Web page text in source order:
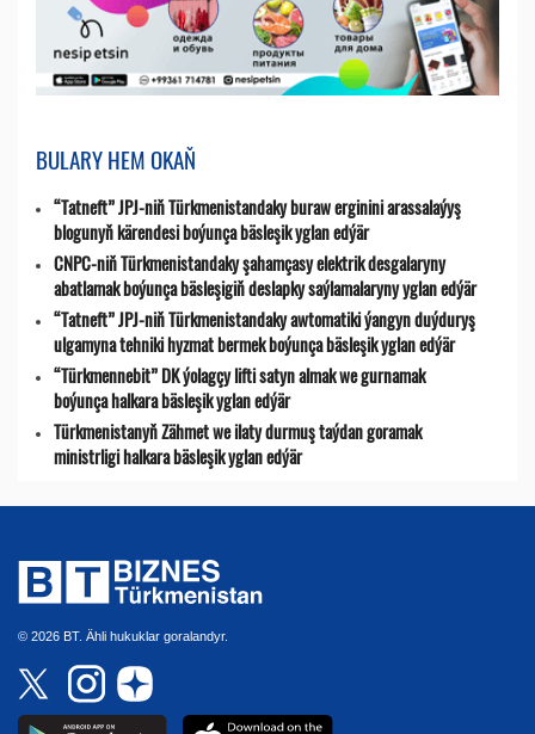
BULARY HEM OKAŇ
“Tatneft” JPJ-niň Türkmenistandaky buraw erginini arassalaýyş
blogunyň kärendesi boýunça bäsleşik yglan edýär
CNPC-niň Türkmenistandaky şahamçasy elektrik desgalaryny
abatlamak boýunça bäsleşigiň deslapky saýlamalaryny yglan edýär
“Tatneft” JPJ-niň Türkmenistandaky awtomatiki ýangyn duýduryş
ulgamyna tehniki hyzmat bermek boýunça bäsleşik yglan edýär
“Türkmennebit” DK ýolagçy lifti satyn almak we gurnamak
boýunça halkara bäsleşik yglan edýär
Türkmenistanyň Zähmet we ilaty durmuş taýdan goramak
ministrligi halkara bäsleşik yglan edýär
© 2026 BT. Ähli hukuklar goralandyr.